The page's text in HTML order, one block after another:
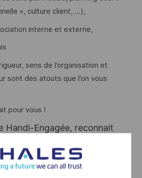
», culture client, ...),
interne et externe,
sens de l’organisation et
sont des atouts que l’on vous
pour vous !
Handi-Engagée, reconnait
diversité est notre meilleur
rejoignez nous !
d'accéder à des